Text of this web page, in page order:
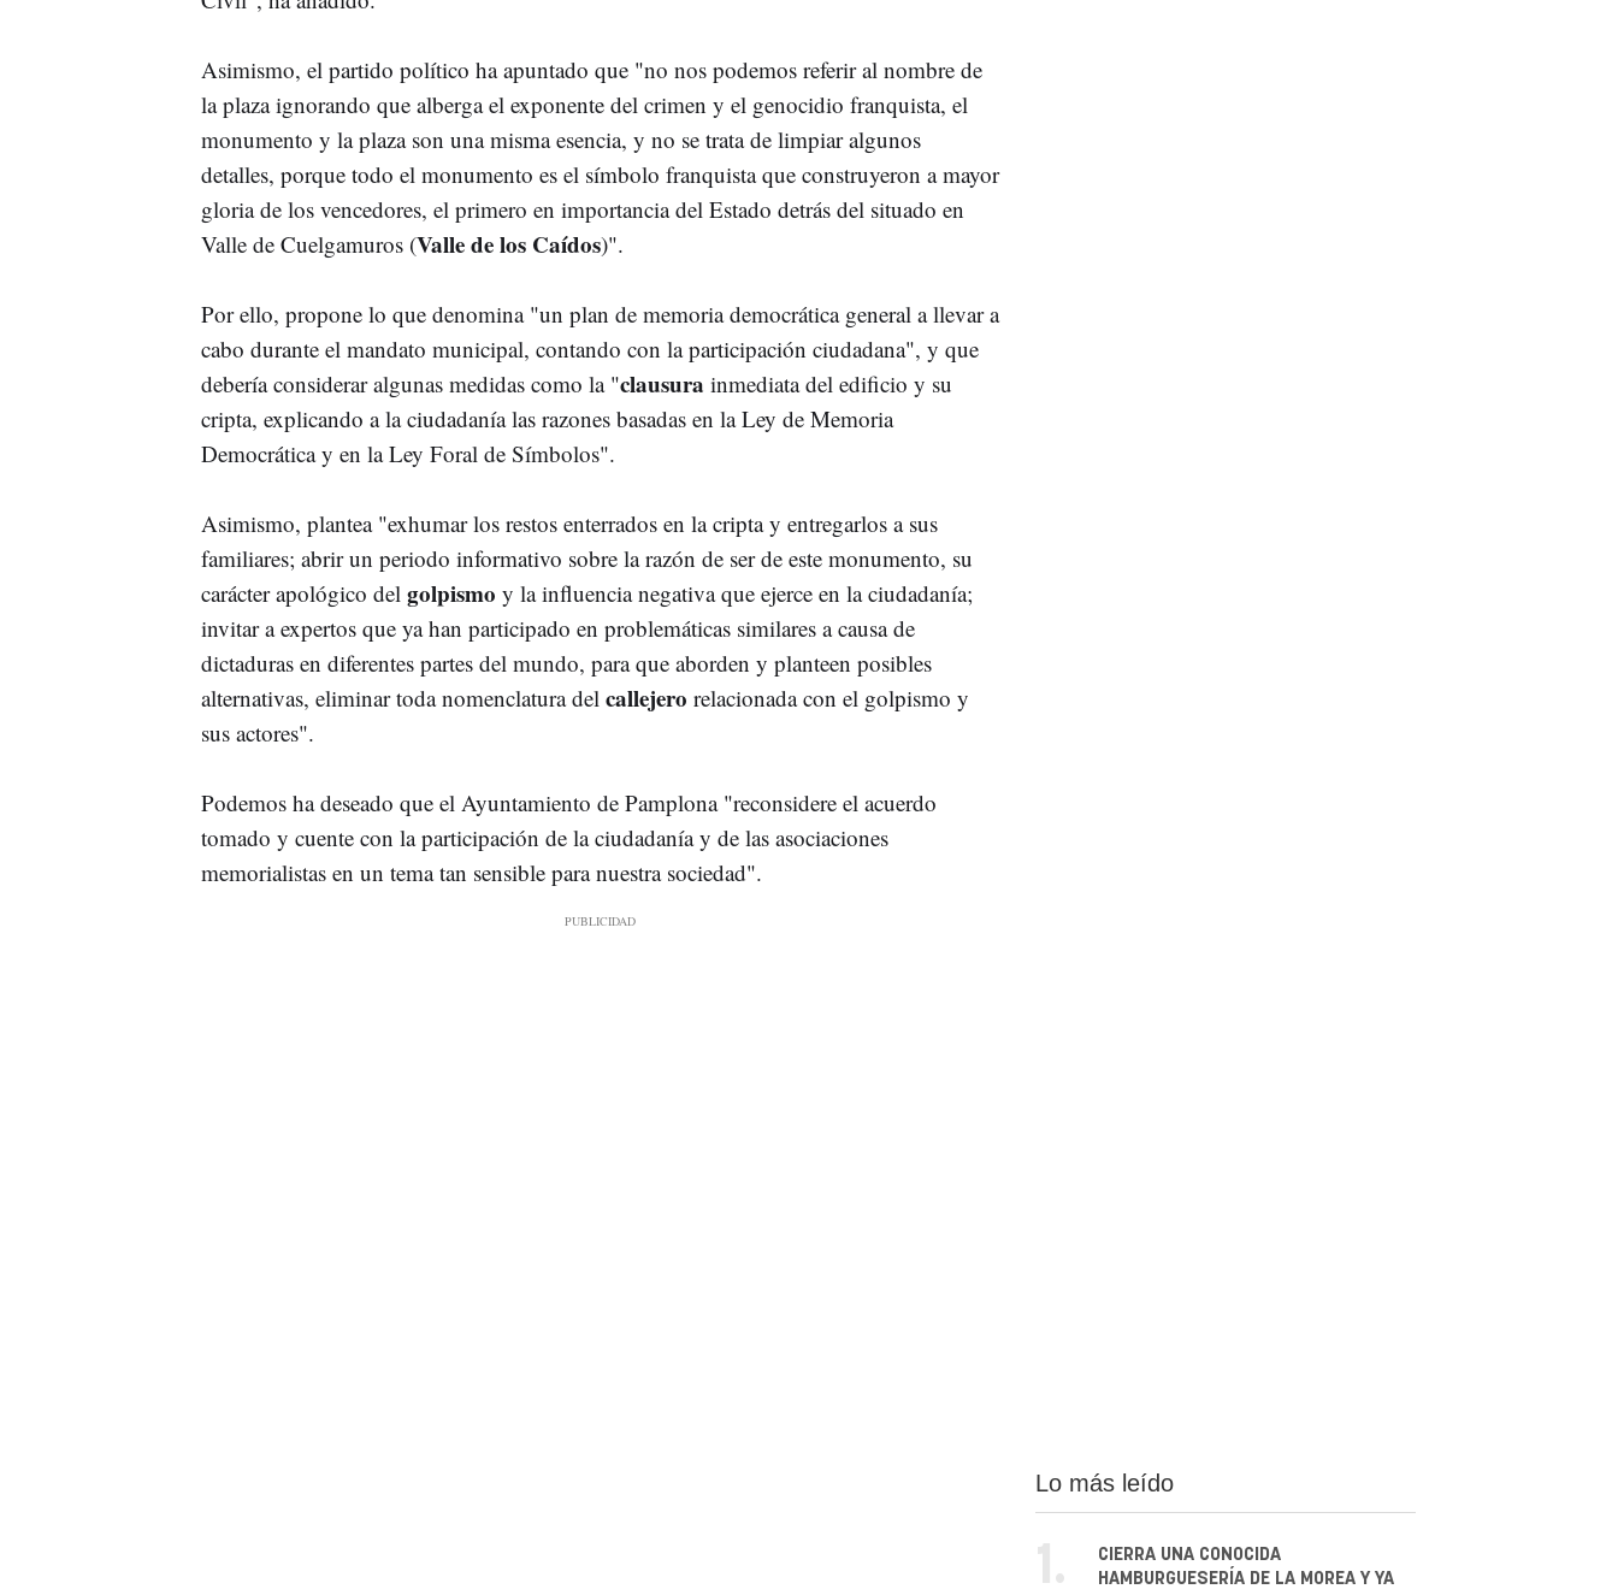
Asimismo, el partido político ha apuntado que "no nos podemos referir al nombre de
la plaza ignorando que alberga el exponente del crimen y el genocidio franquista, el
monumento y la plaza son una misma esencia, y no se trata de limpiar algunos
detalles, porque todo el monumento es el símbolo franquista que construyeron a mayor
gloria de los vencedores, el primero en importancia del Estado detrás del situado en
Valle de Cuelgamuros (Valle de los Caídos)".
Por ello, propone lo que denomina "un plan de memoria democrática general a llevar a
cabo durante el mandato municipal, contando con la participación ciudadana", y que
debería considerar algunas medidas como la "clausura inmediata del edificio y su
cripta, explicando a la ciudadanía las razones basadas en la Ley de Memoria
Democrática y en la Ley Foral de Símbolos".
Asimismo, plantea "exhumar los restos enterrados en la cripta y entregarlos a sus
familiares; abrir un periodo informativo sobre la razón de ser de este monumento, su
carácter apológico del golpismo y la influencia negativa que ejerce en la ciudadanía;
invitar a expertos que ya han participado en problemáticas similares a causa de
dictaduras en diferentes partes del mundo, para que aborden y planteen posibles
alternativas, eliminar toda nomenclatura del callejero relacionada con el golpismo y
sus actores".
Podemos ha deseado que el Ayuntamiento de Pamplona "reconsidere el acuerdo
tomado y cuente con la participación de la ciudadanía y de las asociaciones
memorialistas en un tema tan sensible para nuestra sociedad".
Lo más leído
1.
CIERRA UNA CONOCIDA
HAMBURGUESERÍA DE LA MOREA Y YA